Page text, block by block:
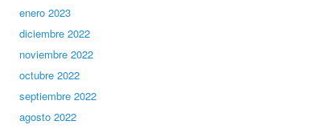
enero 2023
diciembre 2022
noviembre 2022
octubre 2022
septiembre 2022
agosto 2022